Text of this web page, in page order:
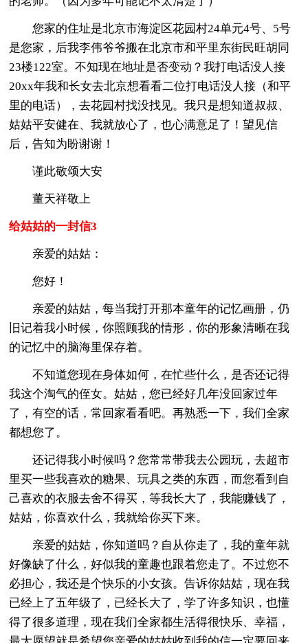
您家的住址是北京市海淀区花园村24单元4号、5号
是您家，后我李伟爷爷搬在北京市和平里东街民旺胡同
23楼122室。不知现在地址是否变动？我打电话没人接
20xx年我和长女去北京想看看二位打电话没人接（和平
里的电话），去花园村找没找见。我只是想知道叔叔、
姑姑平安健在、我就放心了，也心满意足了！望见信
后，告知为盼谢谢！
谨此敬颂大安
董天祥敬上
给姑姑的一封信3
亲爱的姑姑：
您好！
亲爱的姑姑，每当我打开那本童年的记忆画册，仍
旧记着我小时候，你照顾我的情形，你的形象清晰在我
的记忆中的脑海里保存着。
不知道您现在身体如何，在忙些什么，是否还记得
我这个淘气的侄女。姑姑，您已经好几年没回家过年
了，有空的话，常回家看看吧。再熟悉一下，我们全家
都想您了。
还记得我小时候吗？您常常带我去公园玩，去超市
里买一些我喜欢的糖果、玩具之类的东西，而您看到自
己喜欢的衣服去舍不得买，等我长大了，我能赚钱了，
姑姑，你喜欢什么，我就给你买下来。
亲爱的姑姑，你知道吗？自从你走了，我的童年就
好像缺了什么，好似我的童趣也跟着您走了。不过您不
必担心，我还是个快乐的小女孩。告诉你姑姑，现在我
已经上了五年级了，已经长大了，学了许多知识，也懂
得了很多道理，现在我们全家都生活得很快乐、幸福，